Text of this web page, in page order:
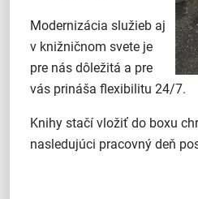
Modernizácia služieb aj
v knižničnom svete je
pre nás dôležitá a pre
vás prináša flexibilitu 24/7.
Knihy stačí vložiť do boxu
nasledujúci pracovný deň